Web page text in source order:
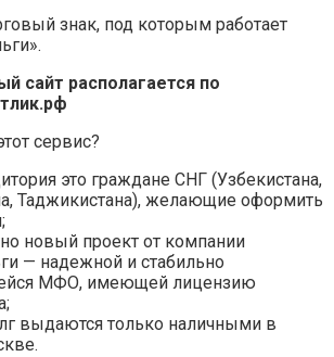
знак, под которым работает
сайт располагается по
сервис?
это граждане СНГ (Узбекистана,
Таджикистана), желающие оформить
новый проект от компании
— надежной и стабильно
МФО, имеющей лицензию
выдаются только наличными в